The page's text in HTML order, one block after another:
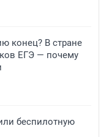
конец? В стране
ЕГЭ — почему
беспилотную